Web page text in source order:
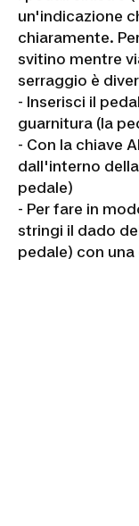
un'indicazione
chiaramente.
svitino mentre
serraggio è
- Inserisci il
guarnitura (la
- Con la chiave
dall'interno
pedale)
- Per fare in
stringi il dado
pedale) con